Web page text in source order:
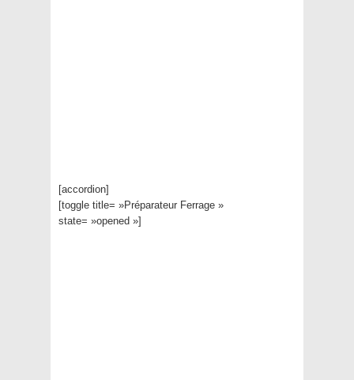
[accordion]
[toggle title= »Préparateur Ferrage »
state= »opened »]